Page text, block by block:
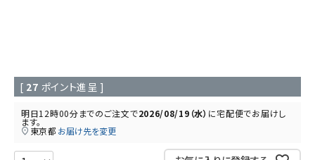
[ 27 ポイント進呈 ]
明日12時00分までのご注文で2026/08/19（水） に宅配便でお届けし
ます。
東京都 お届け先を変更